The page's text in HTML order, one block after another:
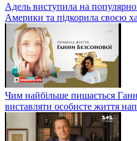
Адель виступила на
Америки та підкорила своєю
Чим найбільше пишається
виставляти особисте життя